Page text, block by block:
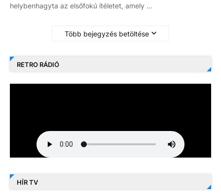
helybenhagyta az elsőfokú ítéletet, amely …
Több bejegyzés betöltése
RETRO RÁDIÓ
HÍR TV